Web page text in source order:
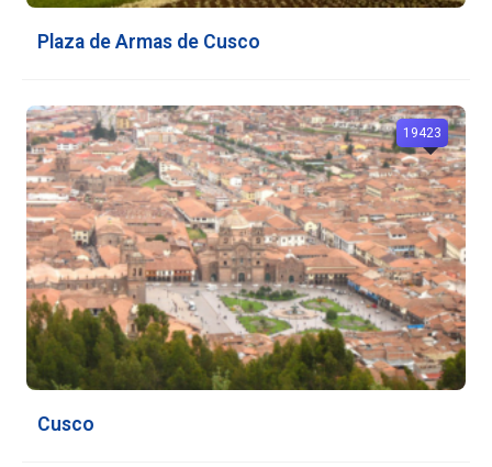
Plaza de Armas de Cusco
Cusco
19423